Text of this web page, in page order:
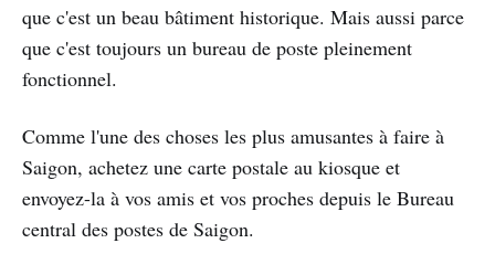
que c'est un beau bâtiment historique. Mais aussi parce
que c'est toujours un bureau de poste pleinement
fonctionnel.
Comme l'une des choses les plus amusantes à faire à
Saigon, achetez une carte postale au kiosque et
envoyez-la à vos amis et vos proches depuis le Bureau
central des postes de Saigon.